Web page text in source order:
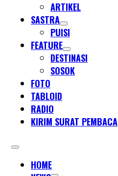
ARTIKEL
SASTRA
PUISI
FEATURE
DESTINASI
SOSOK
FOTO
TABLOID
RADIO
KIRIM SURAT PEMBACA
HOME